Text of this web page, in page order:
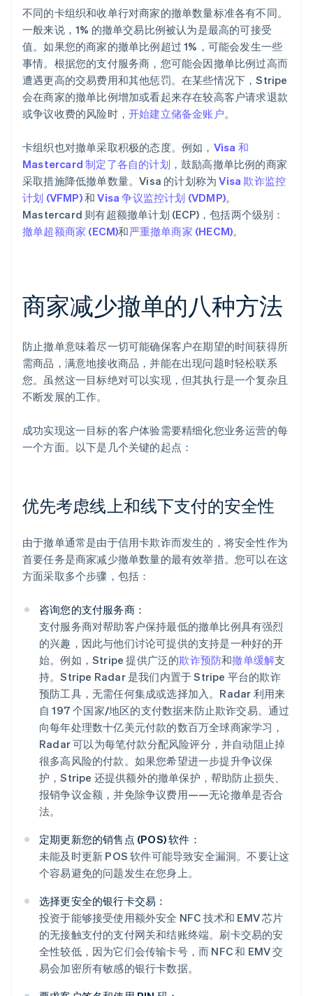
不同的卡组织和收单行对商家的撤单数量标准各有不同。
一般来说，1% 的撤单交易比例被认为是最高的可接受
值。如果您的商家的撤单比例超过 1%，可能会发生一些
事情。根据您的支付服务商，您可能会因撤单比例过高而
遭遇更高的交易费用和其他惩罚。在某些情况下，Stripe
会在商家的撤单比例增加或看起来存在较高客户请求退款
或争议收费的风险时， 开始建立储备金账户。
卡组织也对撤单采取积极的态度。例如， Visa 和
Mastercard 制定了各自的计划 ，鼓励高撤单比例的商家
采取措施降低撤单数量。Visa 的计划称为Visa 欺诈监控
计划 (VFMP)和Visa 争议监控计划 (VDMP)。
Mastercard 则有超额撤单计划 (ECP)，包括两个级别：
撤单超额商家 (ECM)和严重撤单商家 (HECM)。
商家减少撤单的八种方法
防止撤单意味着尽一切可能确保客户在期望的时间获得所
需商品，满意地接收商品，并能在出现问题时轻松联系
您。虽然这一目标绝对可以实现，但其执行是一个复杂且
不断发展的工作。
成功实现这一目标的客户体验需要精细化您业务运营的每
一个方面。以下是几个关键的起点：
优先考虑线上和线下支付的安全性
由于撤单通常是由于信用卡欺诈而发生的，将安全性作为
首要任务是商家减少撤单数量的最有效举措。您可以在这
方面采取多个步骤，包括：
咨询您的支付服务商：
支付服务商对帮助客户保持最低的撤单比例具有强烈
的兴趣，因此与他们讨论可提供的支持是一种好的开
始。例如，Stripe 提供广泛的欺诈预防和撤单缓解支
持。Stripe Radar 是我们内置于 Stripe 平台的欺诈
预防工具，无需任何集成或选择加入。Radar 利用来
自 197 个国家/地区的支付数据来防止欺诈交易。通过
向每年处理数十亿美元付款的数百万全球商家学习，
Radar 可以为每笔付款分配风险评分，并自动阻止掉
很多高风险的付款。如果您希望进一步提升争议保
护，Stripe 还提供额外的撤单保护，帮助防止损失、
报销争议金额，并免除争议费用——无论撤单是否合
法。
定期更新您的销售点 (POS) 软件：
未能及时更新 POS 软件可能导致安全漏洞。不要让这
个容易避免的问题发生在您身上。
选择更安全的银行卡交易：
投资于能够接受使用额外安全 NFC 技术和 EMV 芯片
的无接触支付的支付网关和结账终端。刷卡交易的安
全性较低，因为它们会传输卡号，而 NFC 和 EMV 交
易会加密所有敏感的银行卡数据。